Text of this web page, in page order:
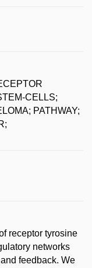
CELLS;
PATHWAY;
receptor tyrosine
networks
feedback. We